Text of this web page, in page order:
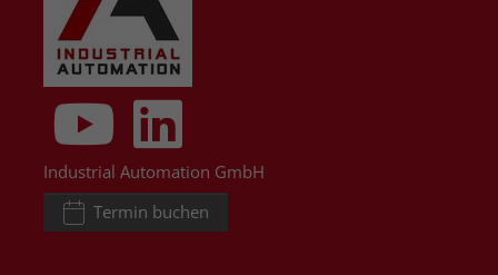
Industrial Automation GmbH
Termin buchen